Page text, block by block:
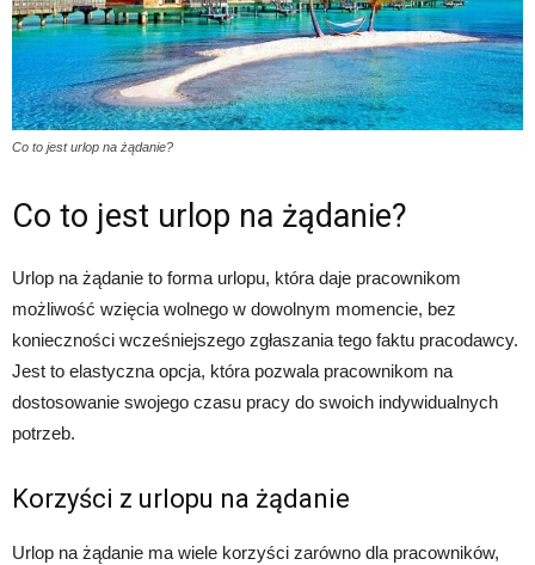
Co to jest urlop na żądanie?
Co to jest urlop na żądanie?
Urlop na żądanie to forma urlopu, która daje pracownikom
możliwość wzięcia wolnego w dowolnym momencie, bez
konieczności wcześniejszego zgłaszania tego faktu pracodawcy.
Jest to elastyczna opcja, która pozwala pracownikom na
dostosowanie swojego czasu pracy do swoich indywidualnych
potrzeb.
Korzyści z urlopu na żądanie
Urlop na żądanie ma wiele korzyści zarówno dla pracowników,